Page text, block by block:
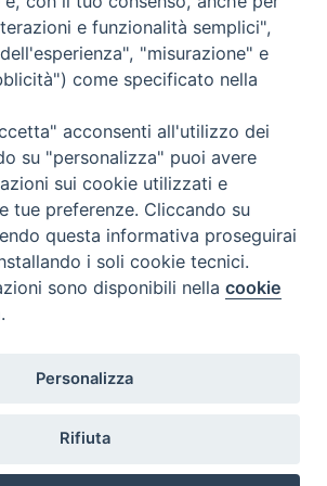
e funzionalità semplici",
"misurazione" e
come specificato nella
acconsenti all'utilizzo dei
su "personalizza" puoi avere
sui cookie utilizzati e
tue preferenze. Cliccando su
questa informativa proseguirai
i soli cookie tecnici.
sono disponibili nellacookie
Personalizza
Rifiuta